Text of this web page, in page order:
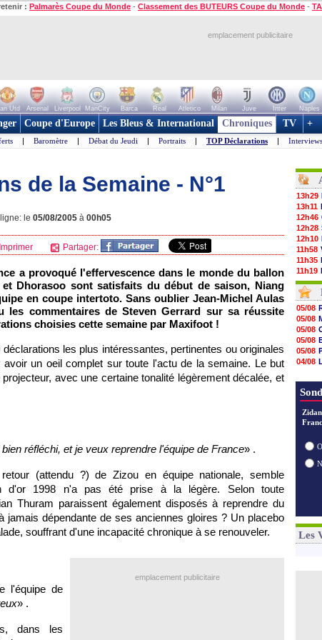
: Palmarès Coupe du Monde - Classement des BUTEURS Coupe du Monde -
emplacement publicitaire
Utd Arsenal Liverpool ManCity Barca Real Atletico Milan Juve Inter Naples
Coupe d'Europe Les Bleus & International Chroniques TV +
| Baromètre | Débat du Jeudi | Portraits | TOP Déclarations | Interviews
de la Semaine - N°1
le 05/08/2005 à 00h05
Imprimer Partager:
a provoqué l'effervescence dans le monde du ballon
Dhorasoo sont satisfaits du début de saison, Niang
en coupe intertoto. Sans oublier Jean-Michel Aulas
commentaires de Steven Gerrard sur sa réussite
choisies cette semaine par Maxifoot !
les plus intéressantes, pertinentes ou originales
un oeil complet sur toute l'actu de la semaine. Le but
avec une certaine tonalité légèrement décalée, et
réfléchi, et je veux reprendre l'équipe de France» .
(attendu ?) de Zizou en équipe nationale, semble
d'or 1998 n'a pas été prise à la légère. Selon toute
Thuram paraissent également disposés à reprendre du
jamais dépendante de ses anciennes gloires ? Un placebo
souffrant d'une incapacité chronique à se renouveler.
emplacement publicitaire
l'équipe de
» .
dans les
13h29
13h11
12h46
12h28
12h10
11h58
11h35
11h19
11h07
10h53
10h36
10h13
09h51
09h32
09h11
08h57
08h39
00h06
05/08
05/08
05/08
05/08
05/08
05/08
05/08
05/08
05/08
04/08
05/08
Les